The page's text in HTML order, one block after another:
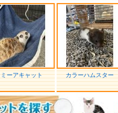
ミーアキャット カラーハムスター